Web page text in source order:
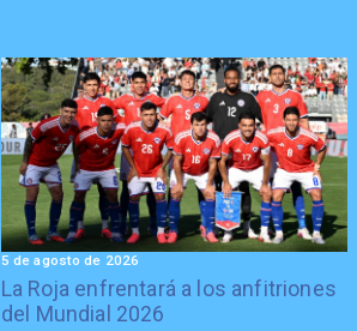
La Roja enfrentará a los anfitriones
del Mundial 2026
5 de agosto de 2026